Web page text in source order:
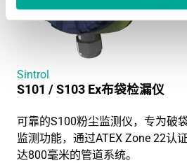
Sintrol
S101 / S103 Ex布袋检漏仪
可靠的S100粉尘监测仪，专为破
监测功能，通过ATEX Zone 22认
达800毫米的管道系统。